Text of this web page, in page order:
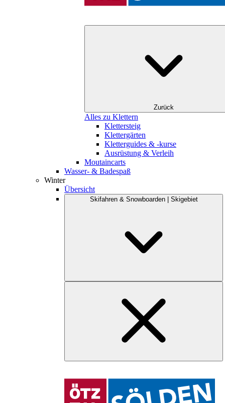
Zurück
Alles zu Klettern
Klettersteig
Klettergärten
Kletterguides & -kurse
Ausrüstung & Verleih
Moutaincarts
Wasser- & Badespaß
Winter
Übersicht
Skifahren & Snowboarden | Skigebiet